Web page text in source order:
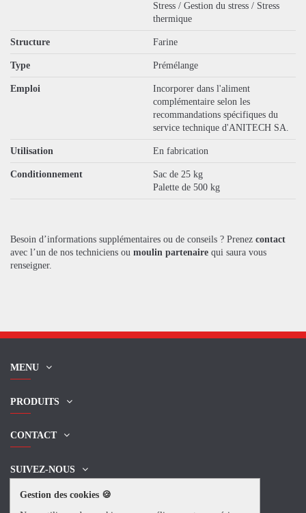
Stress / Gestion du stress / Stress
thermique
Structure Farine
Type Prémélange
Emploi
Incorporer dans l'aliment
complémentaire selon les
recommandations spécifiques du
service technique d'ANITECH SA.
Utilisation En fabrication
Conditionnement
Sac de 25 kg
Palette de 500 kg
Besoin d’informations supplémentaires ou de conseils ? Prenez contact
avec l’un de nos techniciens ou moulin partenaire qui saura vous
renseigner.
MENU
PRODUITS
CONTACT
SUIVEZ-NOUS
Gestion des cookies 🍪